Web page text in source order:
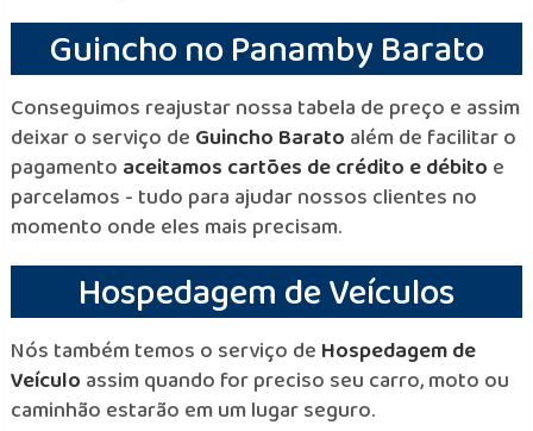
Guincho no Panamby Barato
Conseguimos reajustar nossa tabela de preço e assim
deixar o serviço de Guincho Barato além de facilitar o
pagamento aceitamos cartões de crédito e débito e
parcelamos - tudo para ajudar nossos clientes no
momento onde eles mais precisam.
Hospedagem de Veículos
Nós também temos o serviço de Hospedagem de
Veículo assim quando for preciso seu carro, moto ou
caminhão estarão em um lugar seguro.